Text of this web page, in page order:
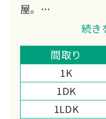
屋。
不用品回収、遺
引越しサポートな
買取サービスで
量物の運搬や深
明朗会計で追加
10,000件の法人
サービス体制です。
続き
間取り
1K
1DK
1LDK